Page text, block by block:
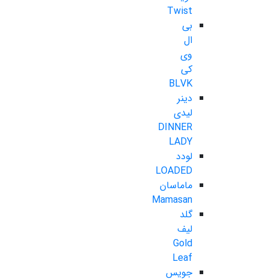
Twist
بی
ال
وی
کی
BLVK
دینر
لیدی
DINNER
LADY
لودد
LOADED
ماماسان
Mamasan
گلد
لیف
Gold
Leaf
جویس